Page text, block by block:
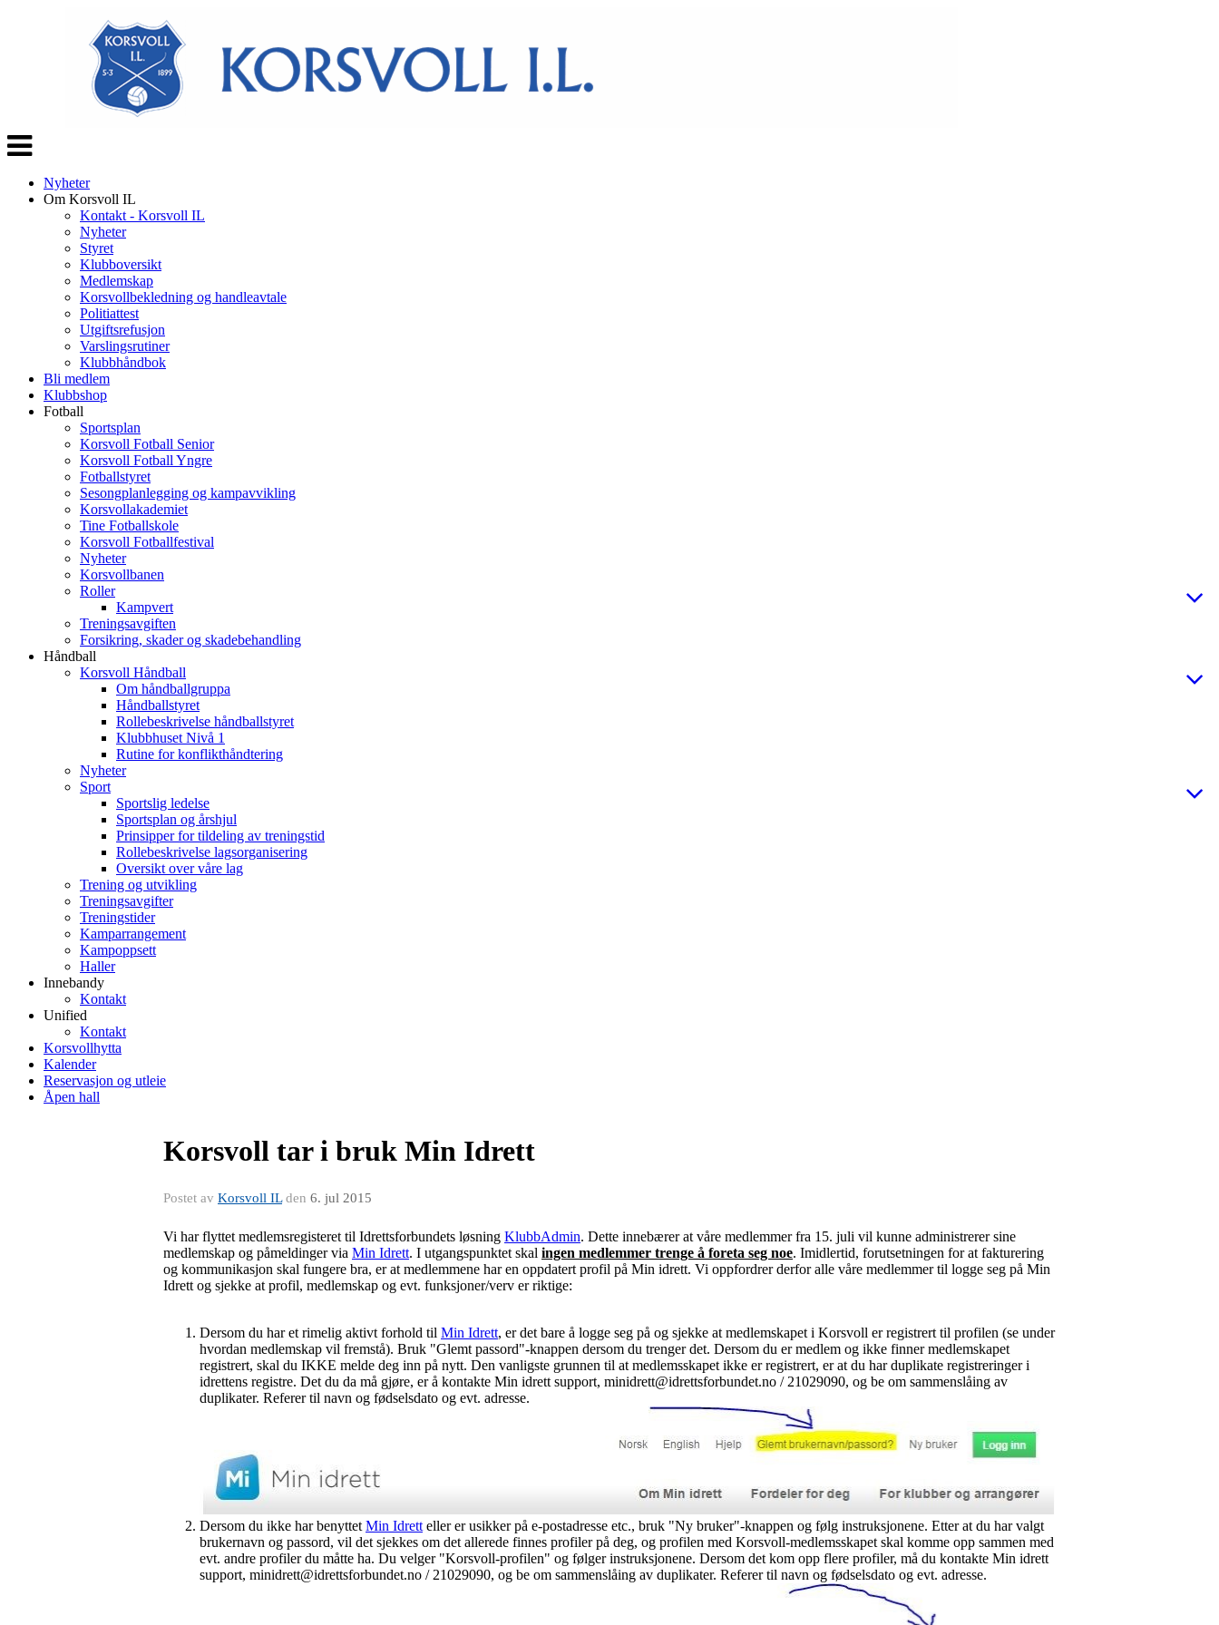
Veksle
navigasjon
Nyheter
Om Korsvoll IL
Kontakt - Korsvoll IL
Nyheter
Styret
Klubboversikt
Medlemskap
Korsvollbekledning og handleavtale
Politiattest
Utgiftsrefusjon
Varslingsrutiner
Klubbhåndbok
Bli medlem
Klubbshop
Fotball
Sportsplan
Korsvoll Fotball Senior
Korsvoll Fotball Yngre
Fotballstyret
Sesongplanlegging og kampavvikling
Korsvollakademiet
Tine Fotballskole
Korsvoll Fotballfestival
Nyheter
Korsvollbanen
Roller
Kampvert
Treningsavgiften
Forsikring, skader og skadebehandling
Håndball
Korsvoll Håndball
Om håndballgruppa
Håndballstyret
Rollebeskrivelse håndballstyret
Klubbhuset Nivå 1
Rutine for konflikthåndtering
Nyheter
Sport
Sportslig ledelse
Sportsplan og årshjul
Prinsipper for tildeling av treningstid
Rollebeskrivelse lagsorganisering
Oversikt over våre lag
Trening og utvikling
Treningsavgifter
Treningstider
Kamparrangement
Kampoppsett
Haller
Innebandy
Kontakt
Unified
Kontakt
Korsvollhytta
Kalender
Reservasjon og utleie
Åpen hall
Korsvoll tar i bruk Min Idrett
Postet av Korsvoll ILden 6. jul 2015
Vi har flyttet medlemsregisteret til Idrettsforbundets løsning KlubbAdmin. Dette innebærer at våre medlemmer fra 15. juli vil kunne administrerer sine
medlemskap og påmeldinger via Min Idrett. I utgangspunktet skal ingen medlemmer trenge å foreta seg noe. Imidlertid, forutsetningen for at fakturering
og kommunikasjon skal fungere bra, er at medlemmene har en oppdatert profil på Min idrett. Vi oppfordrer derfor alle våre medlemmer til logge seg på Min
Idrett og sjekke at profil, medlemskap og evt. funksjoner/verv er riktige:
Dersom du har et rimelig aktivt forhold til Min Idrett, er det bare å logge seg på og sjekke at medlemskapet i Korsvoll er registrert til profilen (se under
hvordan medlemskap vil fremstå). Bruk "Glemt passord"-knappen dersom du trenger det. Dersom du er medlem og ikke finner medlemskapet
registrert, skal du IKKE melde deg inn på nytt. Den vanligste grunnen til at medlemsskapet ikke er registrert, er at du har duplikate registreringer i
idrettens registre. Det du da må gjøre, er å kontakte Min idrett support, minidrett@idrettsforbundet.no / 21029090, og be om sammenslåing av
duplikater. Referer til navn og fødselsdato og evt. adresse.
Dersom du ikke har benyttet Min Idrett eller er usikker på e-postadresse etc., bruk "Ny bruker"-knappen og følg instruksjonene. Etter at du har valgt
brukernavn og passord, vil det sjekkes om det allerede finnes profiler på deg, og profilen med Korsvoll-medlemsskapet skal komme opp sammen med
evt. andre profiler du måtte ha. Du velger "Korsvoll-profilen" og følger instruksjonene. Dersom det kom opp flere profiler, må du kontakte Min idrett
support, minidrett@idrettsforbundet.no / 21029090, og be om sammenslåing av duplikater. Referer til navn og fødselsdato og evt. adresse.